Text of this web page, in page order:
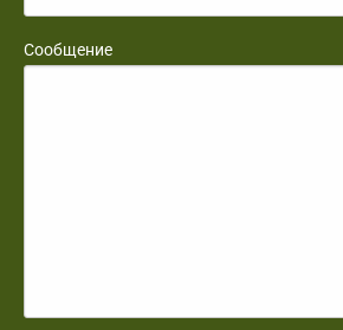
Сообщение